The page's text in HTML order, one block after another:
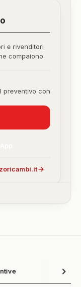
e rivenditori
compaiono
preventivo con